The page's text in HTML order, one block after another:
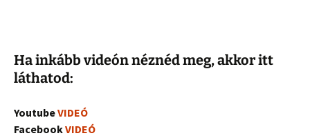
Ha inkább videón néznéd meg, akkor itt
láthatod:
YoutubeVIDEÓ
FacebookVIDEÓ